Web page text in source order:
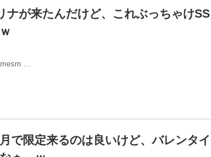
ナが来たんだけど、これぶっちゃけSS
…
で限定来るのは良いけど、バレンタイ